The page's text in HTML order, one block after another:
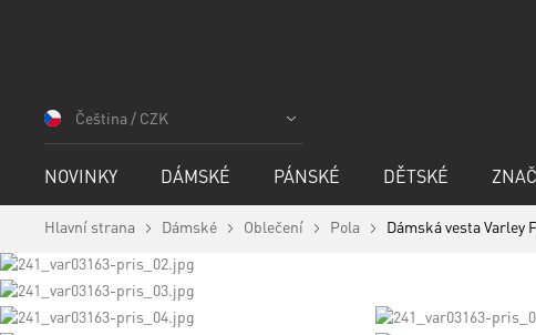
Čeština / CZK
NOVINKY DÁMSKÉ PÁNSKÉ DĚTSKÉ
Hlavní strana Dámské Oblečení Pola
Dámská vesta Varley
Skip
to
the
end